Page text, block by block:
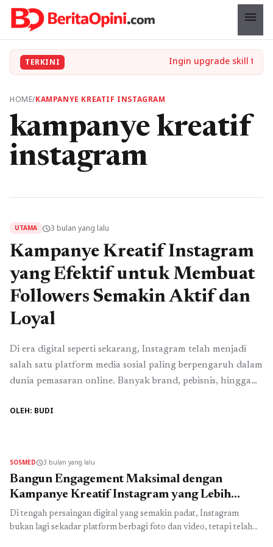
menu
TERKINI
HOME/KAMPANYE KREATIF INSTAGRAM
kampanye kreatif
instagram
UTAMA schedule3 bulan yang lalu
Kampanye Kreatif Instagram
yang Efektif untuk Membuat
Followers Semakin Aktif dan
Loyal
Di era digital seperti sekarang, Instagram telah menjadi
salah satu platform media sosial paling berpengaruh dalam
dunia pemasaran online. Banyak brand, pebisnis, hingga
audiens melalui konten yang menarik dan unik. Namun,
kreatif instagram menjadi strategi ...
OLEH: BUDI
SOSMEDschedule3 bulan yang lalu
Bangun Engagement Maksimal dengan
Kampanye Kreatif Instagram yang Lebih
Menarik dan Efektif
Di tengah persaingan digital yang semakin padat, Instagram
bukan lagi sekadar platform berbagi foto dan video, tetapi telah